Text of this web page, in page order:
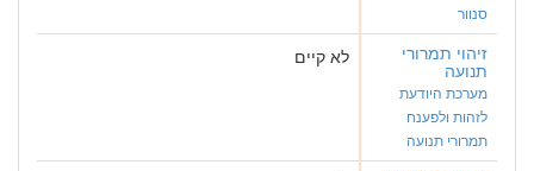
סנוור
זיהוי תמרורי
תנועה
מערכת היודעת
לזהות ולפענח
תמרורי תנועה
לא קיים